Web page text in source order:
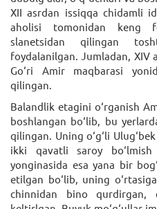
XII asrdan issiqqa chidamli
aholisi tomonidan keng
slanetsidan qilingan
foydalanilgan. Jumladan, XIV
Go‘ri Amir maqbarasi
qilingan.
Balandlik etagini o‘rganish
boshlangan bo‘lib, bu
qilingan. Uning o‘g‘li
ikki qavatli saroy
yonginasida esa yana bir
etilgan bo‘lib, uning
chinnidan bino qurdirgan,